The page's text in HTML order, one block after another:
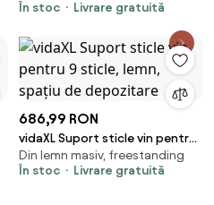
În stoc
Livrare gratuită
686,99 RON
vidaXL Suport sticle vin pentru
9 sticle, lemn, spațiu de
depozitare
Din lemn masiv, freestanding
În stoc
Livrare gratuită